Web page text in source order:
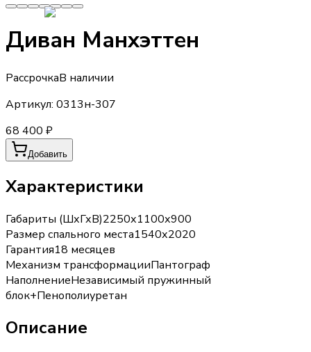
Диван Манхэттен
РассрочкаВ наличии
Артикул: 0313н-307
68 400 ₽
Добавить
Характеристики
Габариты (ШхГхВ)2250х1100х900
Размер спального места1540х2020
Гарантия18 месяцев
Механизм трансформацииПантограф
НаполнениеНезависимый пружинный
блок+Пенополиуретан
Описание